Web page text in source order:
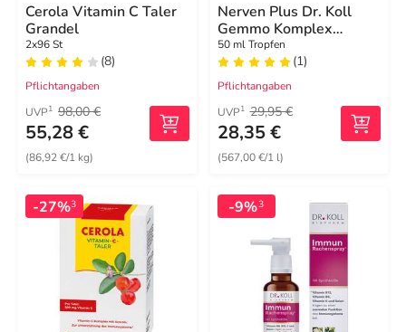
Cerola Vitamin C Taler
Grandel
2x96 St
(8)
Pflichtangaben
UVP1 98,00 €
55,28 €
(86,92 €/1 kg)
Nerven Plus Dr. Koll
Gemmo Komplex
Vitamin B12 B6
50 ml Tropfen
(1)
Pflichtangaben
UVP1 29,95 €
28,35 €
(567,00 €/1 l)
-27%3 -9%3